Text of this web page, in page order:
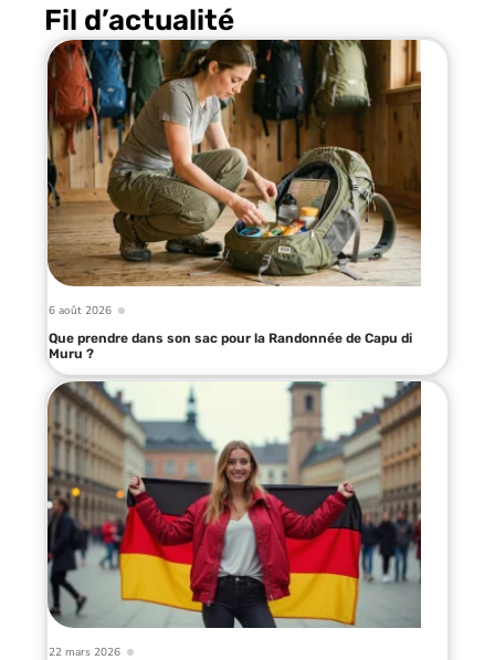
Fil d’actualité
6 août 2026
Que prendre dans son sac pour la Randonnée de Capu di
Muru ?
22 mars 2026